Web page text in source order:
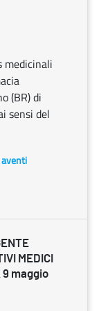
medicinali
(BR) di
sensi del
MEDICI
9 maggio